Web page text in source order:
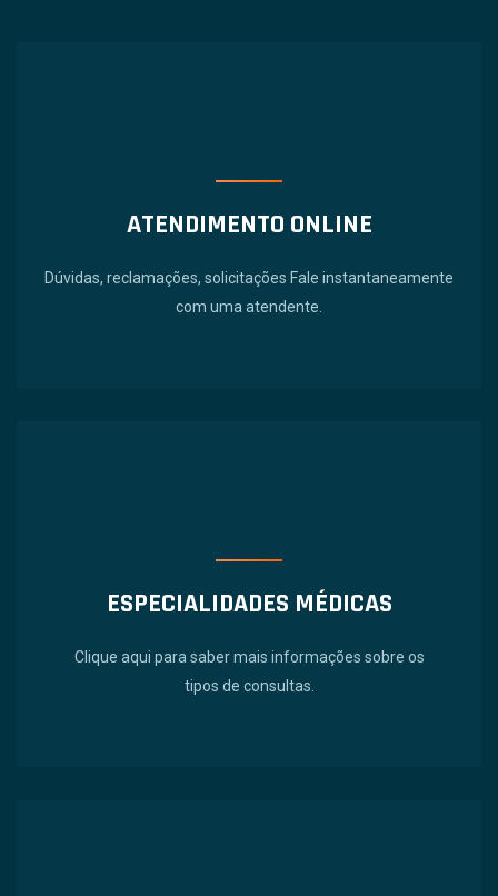
ATENDIMENTO ONLINE
Dúvidas, reclamações, solicitações Fale instantaneamente
com uma atendente.
ESPECIALIDADES MÉDICAS
Clique aqui para saber mais informações sobre os
tipos de consultas.